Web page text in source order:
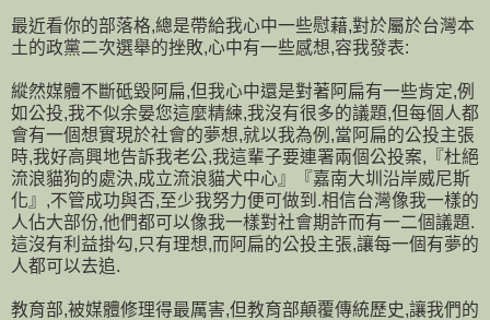
最近看你的部落格,總是帶給我心中一些慰藉,對於屬於台灣本
土的政黨二次選舉的挫敗,心中有一些感想,容我發表:
縱然媒體不斷砥毀阿扁,但我心中還是對著阿扁有一些肯定,例
如公投,我不似余晏您這麼精練,我沒有很多的議題,但每個人都
會有一個想實現於社會的夢想,就以我為例,當阿扁的公投主張
時,我好高興地告訴我老公,我這輩子要連署兩個公投案,『杜絕
流浪貓狗的處決,成立流浪貓犬中心』『嘉南大圳沿岸威尼斯
化』,不管成功與否,至少我努力便可做到.相信台灣像我一樣的
人佔大部份,他們都可以像我一樣對社會期許而有一二個議題.
這沒有利益掛勾,只有理想,而阿扁的公投主張,讓每一個有夢的
人都可以去追.
教育部,被媒體修理得最厲害,但教育部顛覆傳統歷史,讓我們的